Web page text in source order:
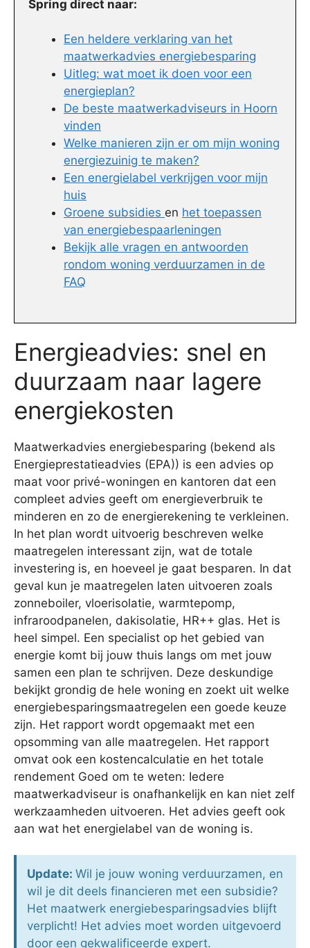
Spring direct naar:
Een heldere verklaring van het
maatwerkadvies energiebesparing
Uitleg: wat moet ik doen voor een
energieplan?
De beste maatwerkadviseurs in Hoorn
vinden
Welke manieren zijn er om mijn woning
energiezuinig te maken?
Een energielabel verkrijgen voor mijn
huis
Groene subsidies en het toepassen
van energiebespaarleningen
Bekijk alle vragen en antwoorden
rondom woning verduurzamen in de
FAQ
Energieadvies: snel en
duurzaam naar lagere
energiekosten
Maatwerkadvies energiebesparing (bekend als
Energieprestatieadvies (EPA)) is een advies op
maat voor privé-woningen en kantoren dat een
compleet advies geeft om energieverbruik te
minderen en zo de energierekening te verkleinen.
In het plan wordt uitvoerig beschreven welke
maatregelen interessant zijn, wat de totale
investering is, en hoeveel je gaat besparen. In dat
geval kun je maatregelen laten uitvoeren zoals
zonneboiler, vloerisolatie, warmtepomp,
infraroodpanelen, dakisolatie, HR++ glas. Het is
heel simpel. Een specialist op het gebied van
energie komt bij jouw thuis langs om met jouw
samen een plan te schrijven. Deze deskundige
bekijkt grondig de hele woning en zoekt uit welke
energiebesparingsmaatregelen een goede keuze
zijn. Het rapport wordt opgemaakt met een
opsomming van alle maatregelen. Het rapport
omvat ook een kostencalculatie en het totale
rendement Goed om te weten: Iedere
maatwerkadviseur is onafhankelijk en kan niet zelf
werkzaamheden uitvoeren. Het advies geeft ook
aan wat het energielabel van de woning is.
Update: Wil je jouw woning verduurzamen, en
wil je dit deels financieren met een subsidie?
Het maatwerk energiebesparingsadvies blijft
verplicht! Het advies moet worden uitgevoerd
door een gekwalificeerde expert.